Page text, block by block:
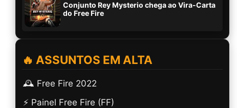
Conjunto Rey Mysterio chega ao Vira-Carta
do Free Fire
🔥 ASSUNTOS EM ALTA
🕰️ Free Fire 2022
⚡ Painel Free Fire (FF)